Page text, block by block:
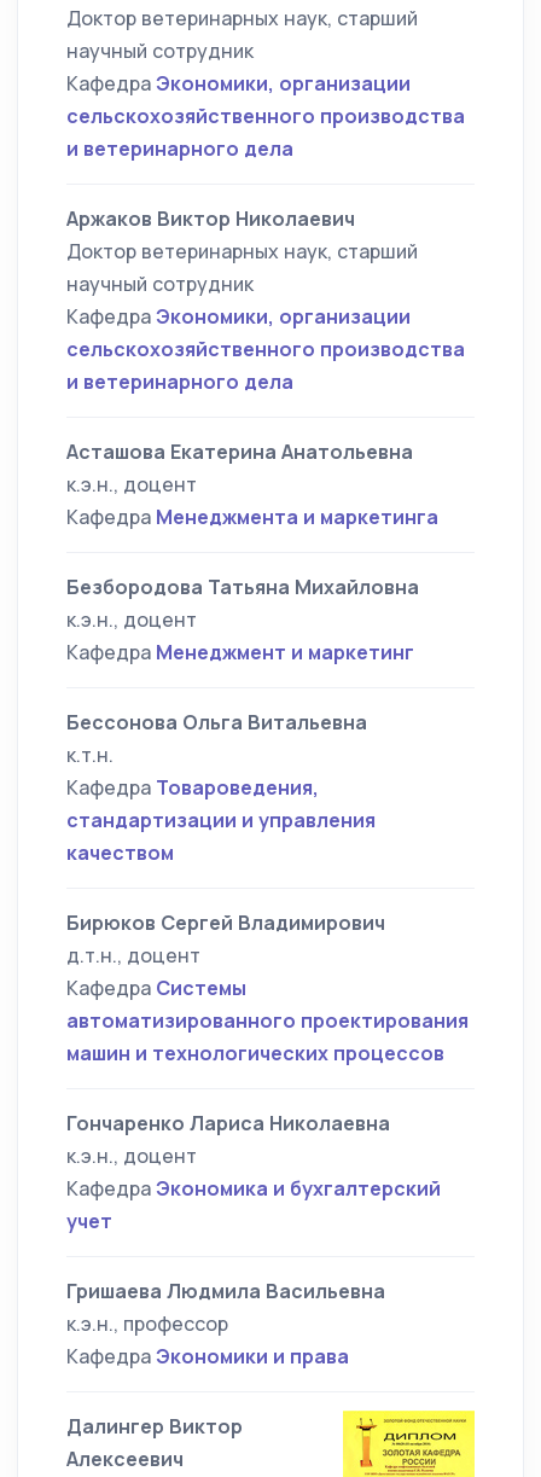
Доктор ветеринарных наук, старший
научный сотрудник
КафедраЭкономики, организации
сельскохозяйственного производства
и ветеринарного дела
Аржаков Виктор Николаевич
Доктор ветеринарных наук, старший
научный сотрудник
КафедраЭкономики, организации
сельскохозяйственного производства
и ветеринарного дела
Асташова Екатерина Анатольевна
к.э.н., доцент
Кафедра Менеджмента и маркетинга
Безбородова Татьяна Михайловна
к.э.н., доцент
Кафедра Менеджмент и маркетинг
Бессонова Ольга Витальевна
к.т.н.
Кафедра Товароведения,
стандартизации и управления
качеством
Бирюков Сергей Владимирович
д.т.н., доцент
Кафедра Системы
автоматизированного проектирования
машин и технологических процессов
Гончаренко Лариса Николаевна
к.э.н., доцент
КафедраЭкономика и бухгалтерский
учет
Гришаева Людмила Васильевна
к.э.н., профессор
КафедраЭкономики и права
Далингер Виктор
Алексеевич